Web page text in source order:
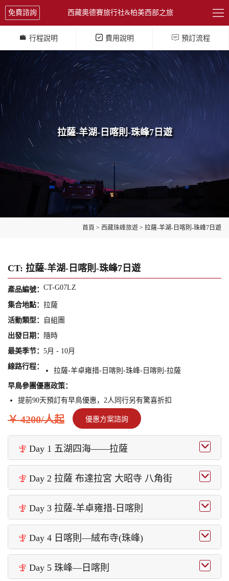

免費諮詢 西藏奧德賽旅行社&柏美西部之旅
 行程說明  費用說明  預訂流程
拉薩-羊湖-日喀則-珠峰7日遊
首頁 > 西藏珠峰旅遊 > 拉薩-羊湖-日喀則-珠峰7日遊
CT: 拉薩-羊湖-日喀則-珠峰7日遊
產品編號： CT-G07LZ
集合地點： 拉薩
活動類型：
自組團
出發日期：
隨時
最美季节： 5月 - 10月
線路行程：
拉薩-羊卓雍措-日喀則-珠峰-日喀則-拉薩
早鳥參團優惠政策：
提前90天預訂有早鳥優惠，2人同行另有驚喜折扣
￥ 4200/人起 優惠方案諮詢
 Day 1 五湖四海——拉薩 
 Day 2 拉薩 布達拉宮 大昭寺 八角街 
 Day 3 拉薩-羊卓雍措-日喀則 
 Day 4 日喀則—絨布寺(珠峰) 
 Day 5 珠峰—日喀則 